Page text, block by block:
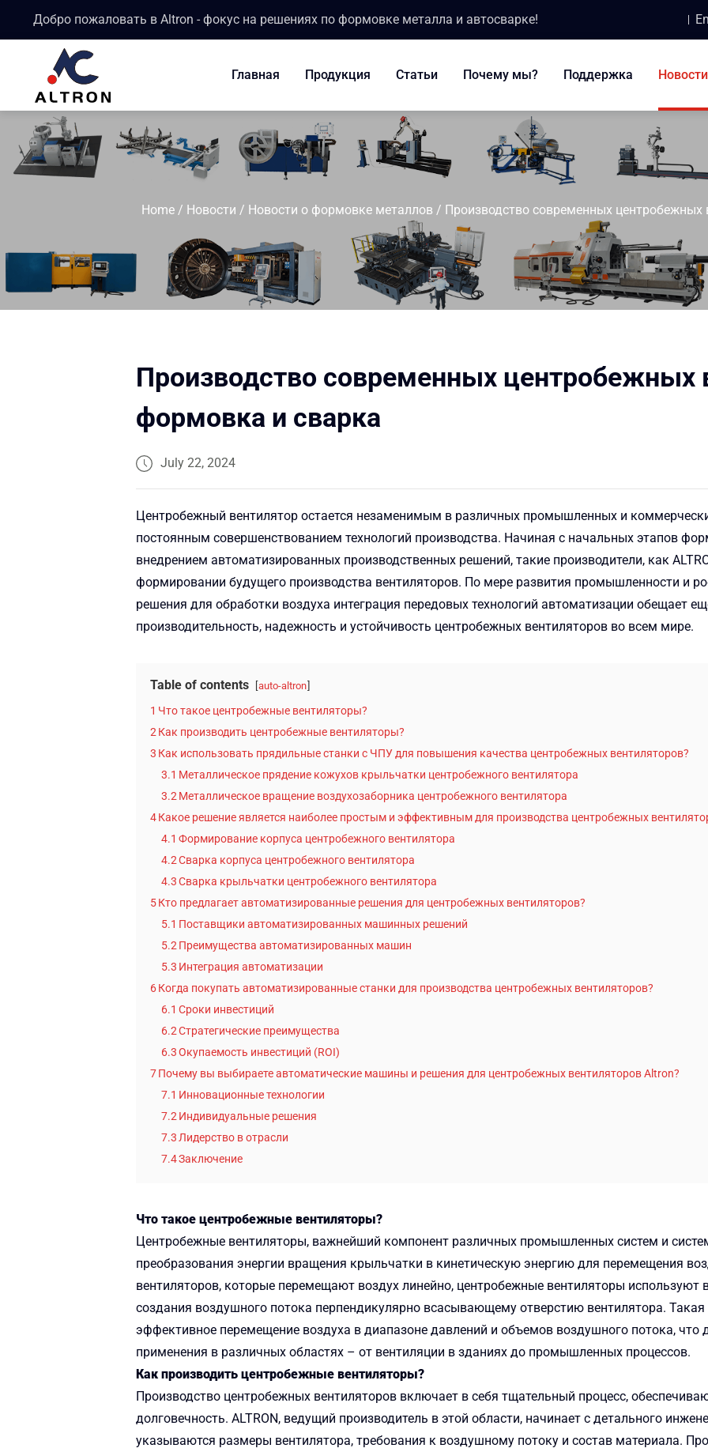
Добро пожаловать в Altron - фокус на решениях по формовке металла и автосварке!
Главная Продукция Статьи Почему мы? Поддержка Новости
Home / Новости / Новости о формовке металлов / Производство современных
Производство современных центробежных
формовка и сварка
July 22, 2024
Центробежный вентилятор остается незаменимым в различных промышленных и
постоянным совершенствованием технологий производства. Начиная с начальных этапов
внедрением автоматизированных производственных решений, такие производители, как
формировании будущего производства вентиляторов. По мере развития промышленности и
решения для обработки воздуха интеграция передовых технологий автоматизации обещает
производительность, надежность и устойчивость центробежных вентиляторов во всем мире.
Table of contents auto-altron
1 Что такое центробежные вентиляторы?
2Как производить центробежные вентиляторы?
3 Как использовать прядильные станки с ЧПУ для повышения качества центробежных вентиляторов?
3.1 Металлическое прядение кожухов крыльчатки центробежного вентилятора
3.2Металлическое вращение воздухозаборника центробежного вентилятора
4Какое решение является наиболее простым и эффективным для производства центробежных
4.1 Формирование корпуса центробежного вентилятора
4.2Сварка корпуса центробежного вентилятора
4.3Сварка крыльчатки центробежного вентилятора
5Кто предлагает автоматизированные решения для центробежных вентиляторов?
5.1 Поставщики автоматизированных машинных решений
5.2Преимущества автоматизированных машин
5.3 Интеграция автоматизации
6Когда покупать автоматизированные станки для производства центробежных вентиляторов?
6.1 Сроки инвестиций
6.2Стратегические преимущества
6.3Окупаемость инвестиций (ROI)
7Почему вы выбираете автоматические машины и решения для центробежных вентиляторов Altron?
7.1 Инновационные технологии
7.2Индивидуальные решения
7.3Лидерство в отрасли
7.4Заключение
Что такое центробежные вентиляторы?
Центробежные вентиляторы, важнейший компонент различных промышленных систем и
преобразования энергии вращения крыльчатки в кинетическую энергию для перемещения
вентиляторов, которые перемещают воздух линейно, центробежные вентиляторы
создания воздушного потока перпендикулярно всасывающему отверстию вентилятора. Такая
эффективное перемещение воздуха в диапазоне давлений и объемов воздушного потока, что
применения в различных областях – от вентиляции в зданиях до промышленных процессов.
Как производить центробежные вентиляторы?
Производство центробежных вентиляторов включает в себя тщательный процесс,
долговечность. ALTRON, ведущий производитель в этой области, начинает с детального
указываются размеры вентилятора, требования к воздушному потоку и состав материала.